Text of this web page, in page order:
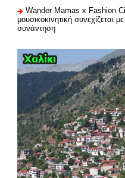
Wander Mamas x Fashion
μουσικοκινητική συνεχίζεται
συνάντηση